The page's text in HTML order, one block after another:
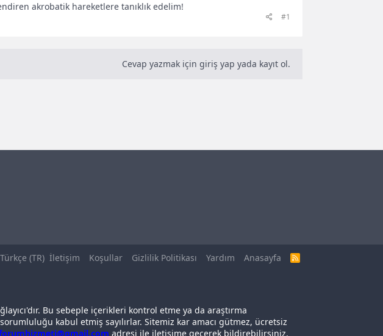
akrobatik hareketlere tanıklık edelim!
#1
Cevap yazmak için giriş yap yada kayıt ol.
Türkçe (TR) İletişim Koşullar Gizlilik Politikası Yardım Anasayfa
R
Bu sebeple içerikleri kontrol etme ya da araştırma
kabul etmiş sayılırlar. Sitemiz kar amacı gütmez, ücretsiz
adresi ile iletişime geçerek bildirebilirsiniz.